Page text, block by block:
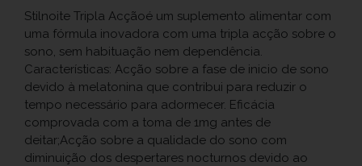
Stilnoite Tripla Acçãoé um suplemento alimentar com
uma fórmula inovadora com uma tripla acção sobre o
sono, sem habituação nem dependência.
Características: Acção sobre a fase de inicio de sono
devido à melatonina que contribui para reduzir o
tempo necessário para adormecer. Eficácia
comprovada com a toma de 1mg antes de
deitar;Acção sobre a qualidade do sono com
diminuição dos despertares nocturnos devido ao